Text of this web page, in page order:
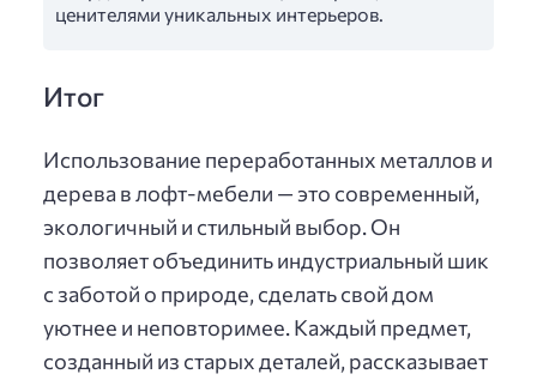
ценителями уникальных интерьеров.
Итог
Использование переработанных металлов и
дерева в лофт-мебели — это современный,
экологичный и стильный выбор. Он
позволяет объединить индустриальный шик
с заботой о природе, сделать свой дом
уютнее и неповторимее. Каждый предмет,
созданный из старых деталей, рассказывает